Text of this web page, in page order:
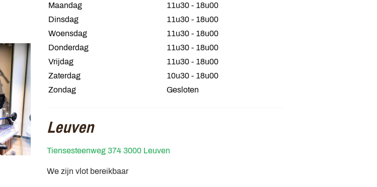
Maandag
11u30 - 18u00
Dinsdag
11u30 - 18u00
Woensdag
11u30 - 18u00
Donderdag
11u30 - 18u00
Vrijdag
11u30 - 18u00
Zaterdag
10u30 - 18u00
Zondag
Gesloten
Leuven
Tiensesteenweg 374 3000 Leuven
We zijn vlot bereikbaar